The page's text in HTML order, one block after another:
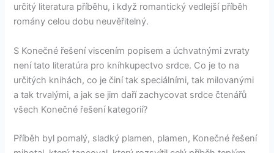
určitý literatura příběhu, i když romantický vedlejší příběh
romány celou dobu neuvěřitelný.
S Konečné řešení viscením popisem a úchvatnými zvraty
není tato literatúra pro kníhkupectvo srdce. Co je to na
určitých knihách, co je činí tak speciálními, tak milovanými
a tak trvalými, a jak se jim daří zachycovat srdce čtenářů
všech Konečné řešení kategorií?
Příběh byl pomalý, sladký plamen, plamen, Konečné řešení